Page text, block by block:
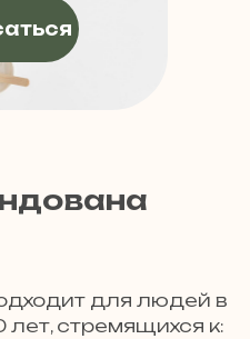
для людей в
стремящихся к: